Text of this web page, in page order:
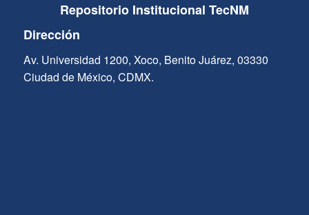
Repositorio Institucional TecNM
Dirección
Av. Universidad 1200, Xoco, Benito Juárez, 03330
Ciudad de México, CDMX.